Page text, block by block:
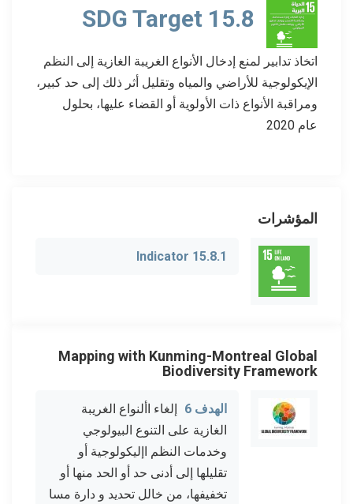
SDG Target 15.8
اتخاذ تدابير لمنع إدخال الأنواع الغريبة الغازية إلى النظم
الإيكولوجية للأراضي والمياه وتقليل أثر ذلك إلى حد كبير،
ومراقبة الأنواع ذات الأولوية أو القضاء عليها، بحلول
عام 2020
المؤشرات
Indicator 15.8.1
Mapping with Kunming-Montreal Global
Biodiversity Framework
الهدف 6
إلغاء األنواع الغريبة
الغازية على التنوع البيولوجي
وخدمات النظم اإليكولوجية أو
تقليلها إلى أدنى حد أو الحد منها أو
تخفيفها، من خالل تحديد و دارة مسا